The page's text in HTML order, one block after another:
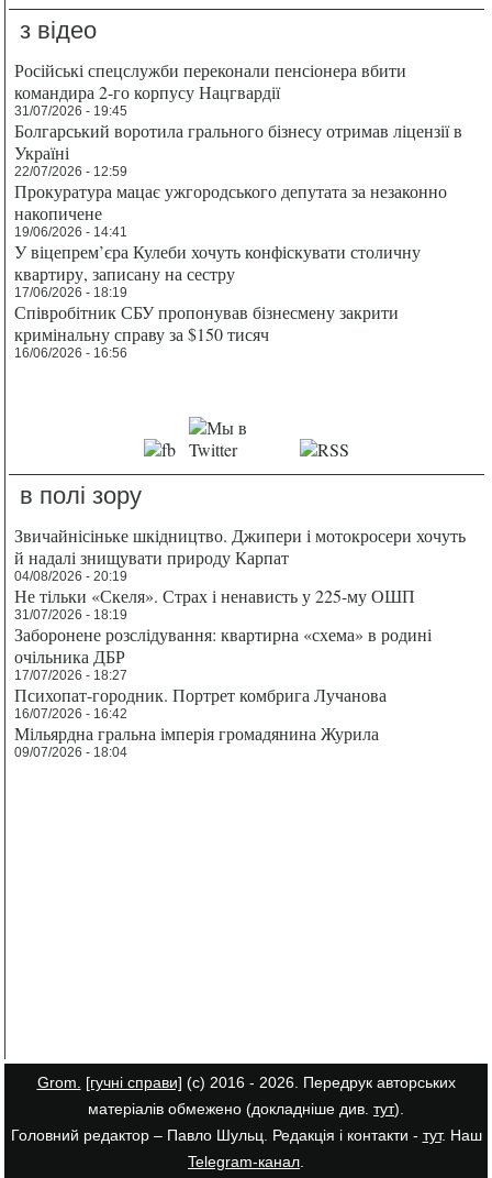
з відео
Російські спецслужби переконали пенсіонера вбити
командира 2-го корпусу Нацгвардії
31/07/2026 - 19:45
Болгарський воротила грального бізнесу отримав ліцензії в
Україні
22/07/2026 - 12:59
Прокуратура мацає ужгородського депутата за незаконно
накопичене
19/06/2026 - 14:41
У віцепрем’єра Кулеби хочуть конфіскувати столичну
квартиру, записану на сестру
17/06/2026 - 18:19
Співробітник СБУ пропонував бізнесмену закрити
кримінальну справу за $150 тисяч
16/06/2026 - 16:56
в полі зору
Звичайнісіньке шкідництво. Джипери і мотокросери хочуть
й надалі знищувати природу Карпат
04/08/2026 - 20:19
Не тільки «Скеля». Страх і ненависть у 225-му ОШП
31/07/2026 - 18:19
Заборонене розслідування: квартирна «схема» в родині
очільника ДБР
17/07/2026 - 18:27
Психопат-городник. Портрет комбрига Лучанова
16/07/2026 - 16:42
Мільярдна гральна імперія громадянина Журила
09/07/2026 - 18:04
Grom. [гучні справи] (с) 2016 - 2026. Передрук авторських
матеріалів обмежено (докладніше див. тут).
Головний редактор – Павло Шульц. Редакція і контакти - тут. Наш
Telegram-канал.